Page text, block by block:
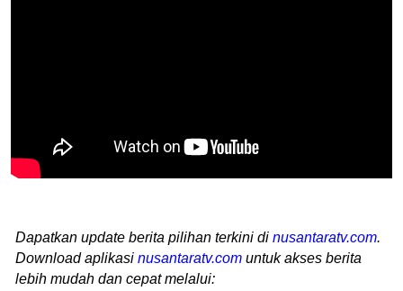
Dapatkan update berita pilihan terkini di nusantaratv.com.
Download aplikasi nusantaratv.com untuk akses berita
lebih mudah dan cepat melalui: